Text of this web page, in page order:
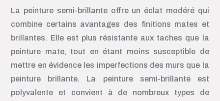
La peinture semi-brillante offre un éclat modéré qui
combine certains avantages des finitions mates et
brillantes. Elle est plus résistante aux taches que la
peinture mate, tout en étant moins susceptible de
mettre en évidence les imperfections des murs que la
peinture brillante. La peinture semi-brillante est
polyvalente et convient à de nombreux types de